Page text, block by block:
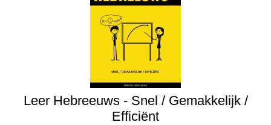
Leer Hebreeuws - Snel / Gemakkelijk /
Efficiënt